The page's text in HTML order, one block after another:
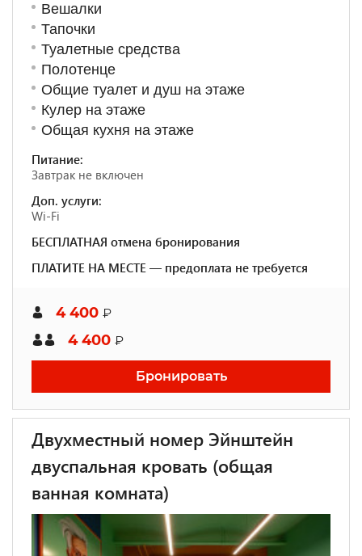
Вешалки
Тапочки
Туалетные средства
Полотенце
Общие туалет и душ на этаже
Кулер на этаже
Общая кухня на этаже
Питание:
Завтрак не включен
Доп. услуги:
Wi-Fi
БЕСПЛАТНАЯ отмена бронирования
ПЛАТИТЕ НА МЕСТЕ — предоплата не требуется
4 400 ₽
4 400 ₽
Бронировать
Двухместный номер Эйнштейн
двуспальная кровать (общая
ванная комната)